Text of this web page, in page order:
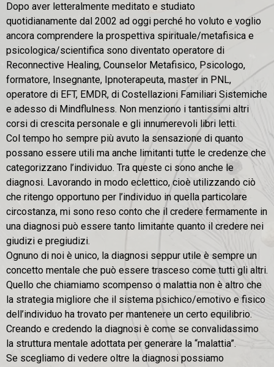
Dopo aver letteralmente meditato e studiato
quotidianamente dal 2002 ad oggi perché ho voluto e voglio
ancora comprendere la prospettiva spirituale/metafisica e
psicologica/scientifica sono diventato operatore di
Reconnective Healing, Counselor Metafisico, Psicologo,
formatore, Insegnante, Ipnoterapeuta, master in PNL,
operatore di EFT, EMDR, di Costellazioni Familiari Sistemiche
e adesso di Mindflulness. Non menziono i tantissimi altri
corsi di crescita personale e gli innumerevoli libri letti.
Col tempo ho sempre più avuto la sensazione di quanto
possano essere utili ma anche limitanti tutte le credenze che
categorizzano l’individuo. Tra queste ci sono anche le
diagnosi. Lavorando in modo eclettico, cioè utilizzando ciò
che ritengo opportuno per l’individuo in quella particolare
circostanza, mi sono reso conto che il credere fermamente in
una diagnosi può essere tanto limitante quanto il credere nei
giudizi e pregiudizi.
Ognuno di noi è unico, la diagnosi seppur utile è sempre un
concetto mentale che può essere trasceso come tutti gli altri.
Quello che chiamiamo scompenso o malattia non è altro che
la strategia migliore che il sistema psichico/emotivo e fisico
dell’individuo ha trovato per mantenere un certo equilibrio.
Creando e credendo la diagnosi è come se convalidassimo
la struttura mentale adottata per generare la “malattia”.
Se scegliamo di vedere oltre la diagnosi possiamo